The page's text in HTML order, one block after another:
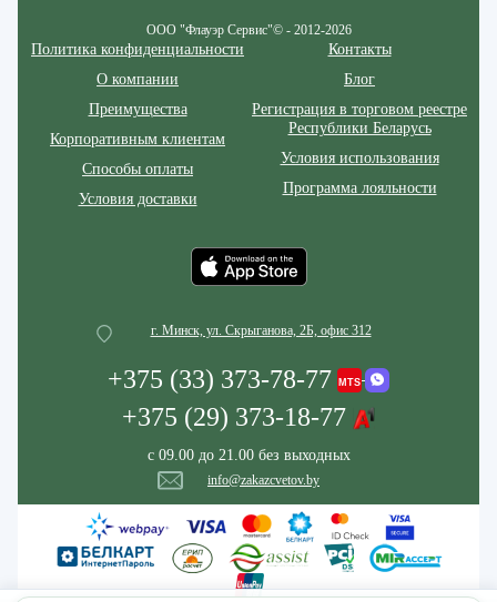
ООО "Флауэр Сервис"© - 2012-2026
Политика конфиденциальности
О компании
Преимущества
Корпоративным клиентам
Способы оплаты
Условия доставки
Контакты
Блог
Регистрация в торговом реестре
Республики Беларусь
Условия использования
Программа лояльности
г. Минск, ул. Скрыганова, 2Б, офис 312
+375 (33) 373-78-77
+375 (29) 373-18-77
с 09.00 до 21.00 без выходных
info@zakazcvetov.by